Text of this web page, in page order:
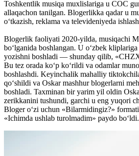
Toshkentlik musiqa muxlislariga u COC
allaqachon tanilgan. Blogerlikka qadar u
o‘tkazish, reklama va televideniyeda
Blogerlik faoliyati 2020-yilda, musiqachi
bo‘lganida boshlangan. U o‘zbek
yozishni boshladi — shunday qilib,
Bu tez orada ko‘p ko‘rildi va odamlar
boshlashdi. Keyinchalik mahalliy
qo‘shildi va Oskar mashhur blogerlarni
boshladi. Taxminan bir yarim yil oldin
zerikkanini tushundi, garchi u eng yuqori
Bloger o‘zi uchun «Bilarmidingiz?»
«Ichimda ushlab turolmadim» paydo bo‘ldi.